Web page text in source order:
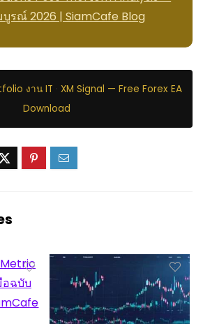
รณ์ 2026 | SiamCafe Blog
งาน IT · XM Signal — Free Forex EA
Download